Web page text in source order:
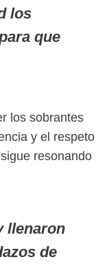
los
que
los sobrantes
y el respeto
resonando
llenaron
de